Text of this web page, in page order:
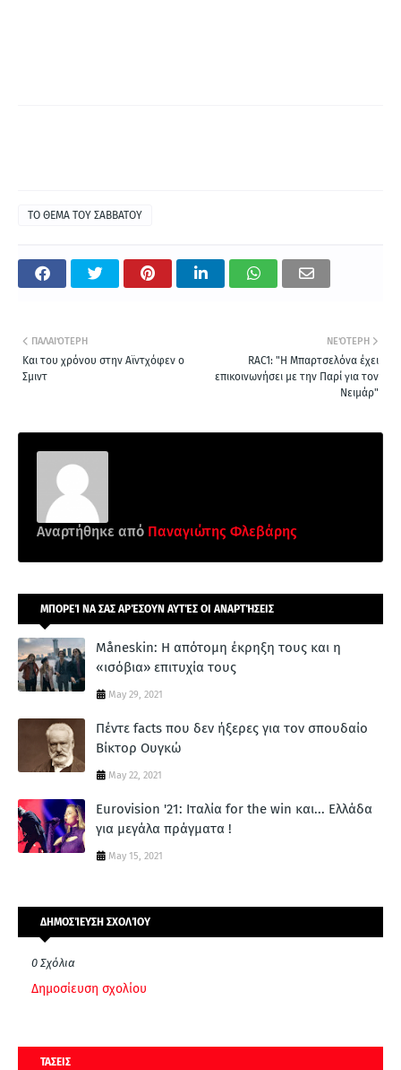
ΤΟ ΘΕΜΑ ΤΟΥ ΣΑΒΒΑΤΟΥ
ΝΕΌΤΕΡΗ
RAC1: "Η Μπαρτσελόνα έχει
επικοινωνήσει με την Παρί για τον
Νειμάρ"
ΠΑΛΑΙΌΤΕΡΗ
Και του χρόνου στην Αϊντχόφεν ο
Σμιντ
Αναρτήθηκε από Παναγιώτης Φλεβάρης
ΜΠΟΡΕΊ ΝΑ ΣΑΣ ΑΡΈΣΟΥΝ ΑΥΤΈΣ ΟΙ ΑΝΑΡΤΉΣΕΙΣ
Måneskin: Η απότομη έκρηξη τους και η
«ισόβια» επιτυχία τους
May 29, 2021
Πέντε facts που δεν ήξερες για τον σπουδαίο
Βίκτορ Ουγκώ
May 22, 2021
Eurovision '21: Ιταλία for the win και... Ελλάδα
για μεγάλα πράγματα !
May 15, 2021
ΔΗΜΟΣΊΕΥΣΗ ΣΧΟΛΊΟΥ
0 Σχόλια
Δημοσίευση σχολίου
ΤΑΣΕΙΣ